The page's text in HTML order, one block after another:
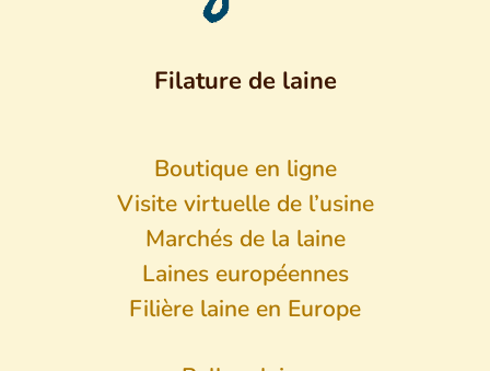
Filature de laine
Boutique en ligne
Visite virtuelle de l’usine
Marchés de la laine
Laines européennes
Filière laine en Europe